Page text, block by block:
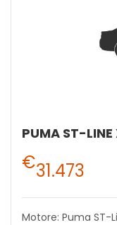
€31.473
Motore: Puma ST-